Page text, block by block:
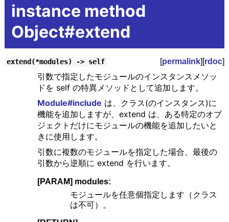
instance method
Object#extend
extend(*modules) -> self [permalink][rdoc]
引数で指定したモジュールのインスタンスメソッ
ドを self の特異メソッドとして追加します。
Module#include は、クラス(のインスタンス)に
機能を追加しますが、extend は、ある特定のオブ
ジェクトだけにモジュールの機能を追加したいと
きに使用します。
引数に複数のモジュールを指定した場合、最後の
引数から逆順に extend を行います。
[PARAM] modules:
モジュールを任意個指定します（クラス
は不可）。